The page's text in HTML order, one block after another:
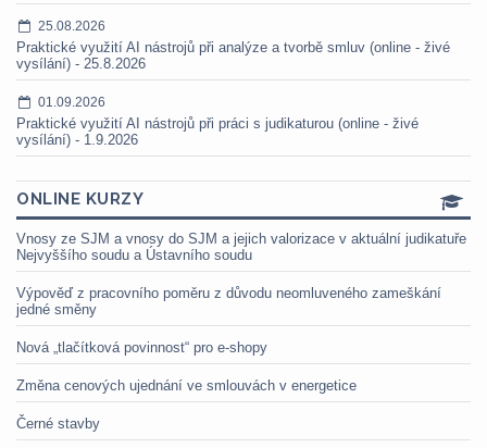
25.08.2026
Praktické využití AI nástrojů při analýze a tvorbě smluv (online - živé
vysílání) - 25.8.2026
01.09.2026
Praktické využití AI nástrojů při práci s judikaturou (online - živé
vysílání) - 1.9.2026
ONLINE KURZY
Vnosy ze SJM a vnosy do SJM a jejich valorizace v aktuální judikatuře
Nejvyššího soudu a Ústavního soudu
Výpověď z pracovního poměru z důvodu neomluveného zameškání
jedné směny
Nová „tlačítková povinnost“ pro e-shopy
Změna cenových ujednání ve smlouvách v energetice
Černé stavby